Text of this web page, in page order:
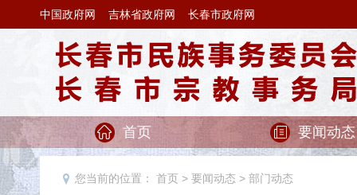
中国政府网 吉林省政府网 长春市政府网
首页 要闻动态
您当前的位置：首页 >要闻动态 >部门动态